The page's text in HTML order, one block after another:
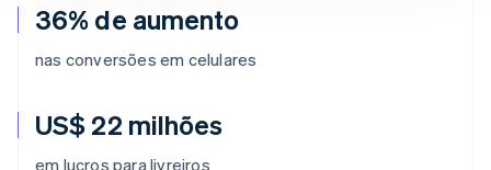
36% de aumento
nas conversões em celulares
US$ 22 milhões
em lucros para livreiros